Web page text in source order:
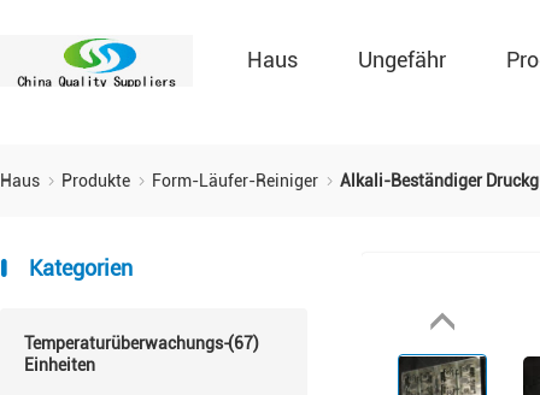
Haus Ungefähr
Haus Produkte Form-Läufer-Reiniger Alkali-Beständiger
Kategorien
Temperaturüberwachungs-
Einheiten
(67)